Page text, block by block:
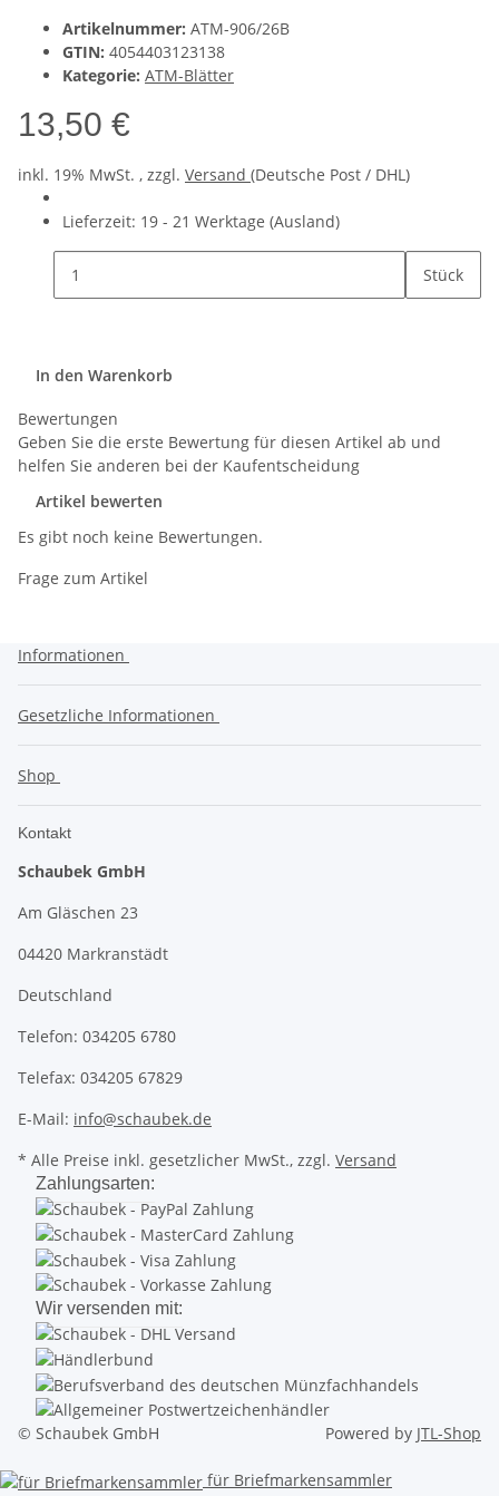
Artikelnummer: ATM-906/26B
GTIN: 4054403123138
Kategorie: ATM-Blätter
13,50 €
inkl. 19% MwSt. , zzgl. Versand (Deutsche Post / DHL)
Lieferzeit: 19 - 21 Werktage (Ausland)
Stück
In den Warenkorb
Bewertungen
Geben Sie die erste Bewertung für diesen Artikel ab und
helfen Sie anderen bei der Kaufentscheidung
Artikel bewerten
Es gibt noch keine Bewertungen.
Frage zum Artikel
Informationen
Gesetzliche Informationen
Shop
Kontakt
Schaubek GmbH
Am Gläschen 23
04420 Markranstädt
Deutschland
Telefon: 034205 6780
Telefax: 034205 67829
E-Mail: info@schaubek.de
* Alle Preise inkl. gesetzlicher MwSt., zzgl. Versand
Zahlungsarten:
Wir versenden mit:
© Schaubek GmbH Powered by JTL-Shop
für Briefmarkensammler